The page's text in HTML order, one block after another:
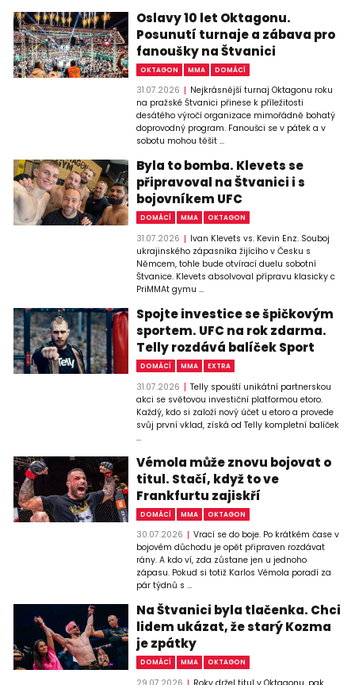
Oslavy 10 let Oktagonu.
Posunutí turnaje a zábava pro
fanoušky na Štvanici
OKTAGON MMA DOMÁCÍ
31.07.2026
Nejkrásnější turnaj Oktagonu roku
na pražské Štvanici přinese k příležitosti
desátého výročí organizace mimořádně bohatý
doprovodný program. Fanoušci se v pátek a v
sobotu mohou těšit ...
Byla to bomba. Klevets se
připravoval na Štvanici i s
bojovníkem UFC
DOMÁCÍ MMA OKTAGON
31.07.2026
Ivan Klevets vs. Kevin Enz. Souboj
ukrajinského zápasníka žijícího v Česku s
Němcem, tohle bude otvírací duelu sobotní
Štvanice. Klevets absolvoval přípravu klasicky c
PriMMAt gymu ...
Spojte investice se špičkovým
sportem. UFC na rok zdarma.
Telly rozdává balíček Sport
DOMÁCÍ MMA EXTRA
31.07.2026
Telly spouští unikátní partnerskou
akci se světovou investiční platformou etoro.
Každý, kdo si založí nový účet u etoro a provede
svůj první vklad, získá od Telly kompletní balíček
...
Vémola může znovu bojovat o
titul. Stačí, když to ve
Frankfurtu zajiskří
DOMÁCÍ MMA OKTAGON
30.07.2026
Vrací se do boje. Po krátkém čase v
bojovém důchodu je opět připraven rozdávat
rány. A kdo ví, zda zůstane jen u jednoho
zápasu. Pokud si totiž Karlos Vémola poradí za
pár týdnů s ...
Na Štvanici byla tlačenka. Chci
lidem ukázat, že starý Kozma
je zpátky
DOMÁCÍ MMA OKTAGON